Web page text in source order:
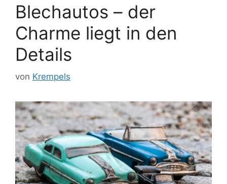
Blechautos – der
Charme liegt in den
Details
von Krempels